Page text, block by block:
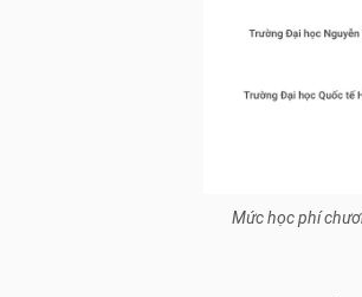
Mức học phí